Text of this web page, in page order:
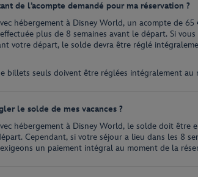
de l’acompte demandé pour ma réservation ?
hébergement à Disney World, un acompte de
plus de 8 semaines avant le départ. Si vous
votre départ, le solde devra être réglé
billets seuls doivent être réglées intégralement au
le solde de mes vacances ?
hébergement à Disney World, le solde doit être
Cependant, si votre séjour a lieu dans les 8
un paiement intégral au moment de la